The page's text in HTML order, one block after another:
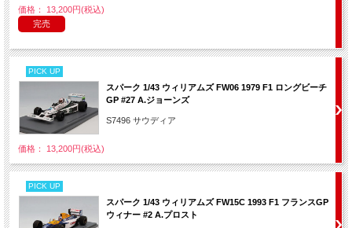
価格： 13,200円(税込)
完売
PICK UP
スパーク 1/43 ウィリアムズ FW06 1979 F1 ロングビーチ
GP #27 A.ジョーンズ
S7496 サウディア
価格： 13,200円(税込)
PICK UP
スパーク 1/43 ウィリアムズ FW15C 1993 F1 フランスGP
ウィナー #2 A.プロスト